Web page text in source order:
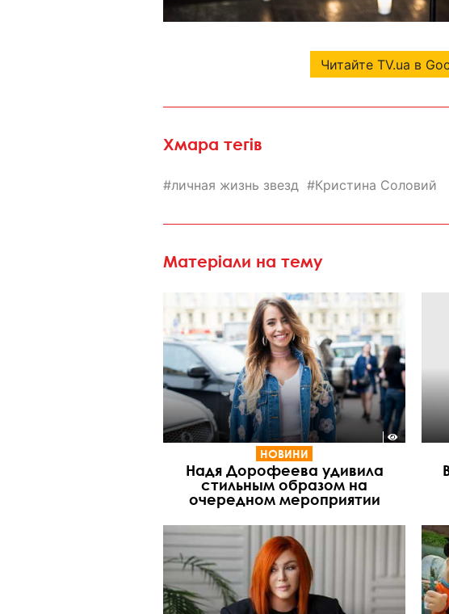
Читайте TV.ua в
Хмара тегів
личная жизнь звезд Кристина Соловий
Матеріали на тему
НОВИНИ
Надя Дорофеева удивила
стильным образом на
очередном мероприятии